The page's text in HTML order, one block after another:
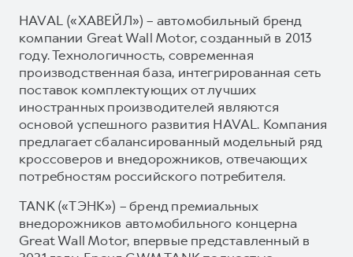
HAVAL («ХАВЕЙЛ») – автомобильный бренд
компании Great Wall Motor, созданный в 2013
году. Технологичность, современная
производственная база, интегрированная сеть
поставок комплектующих от лучших
иностранных производителей являются
основой успешного развития HAVAL. Компания
предлагает сбалансированный модельный ряд
кроссоверов и внедорожников, отвечающих
потребностям российского потребителя.
TANK («ТЭНК») – бренд премиальных
внедорожников автомобильного концерна
Great Wall Motor, впервые представленный в